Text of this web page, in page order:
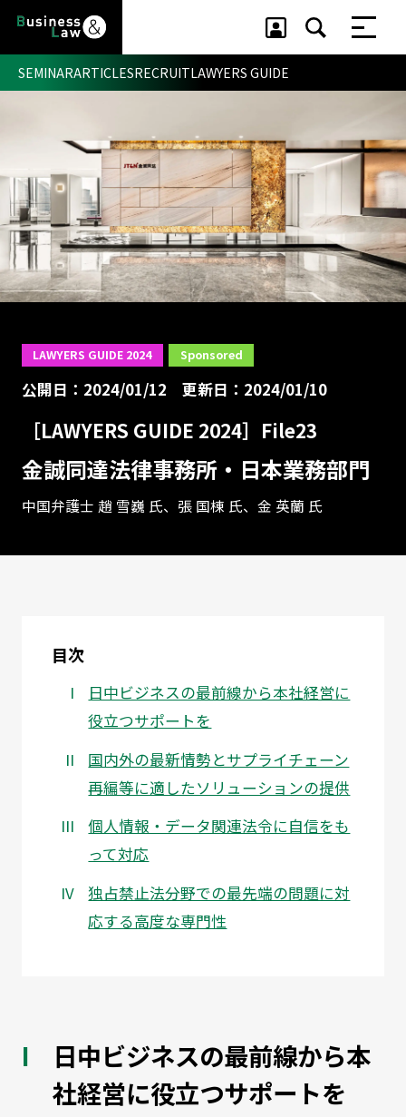
セミナー ・ 記事
セミナー
記事
リクルート
SEMINARARTICLESRECRUITLAWYERS GUIDE
LAWYERS GUIDE 2024 Sponsored
公開日：2024/01/12 更新日：2024/01/10
［LAWYERS GUIDE 2024］File23
金誠同達法律事務所・日本業務部門
中国弁護士 趙 雪巍 氏、張 国棟 氏、金 英蘭 氏
目次
日中ビジネスの最前線から本社経営に
役立つサポートを
国内外の最新情勢とサプライチェーン
再編等に適したソリューションの提供
個人情報・データ関連法令に自信をも
って対応
独占禁止法分野での最先端の問題に対
応する高度な専門性
日中ビジネスの最前線から本
社経営に役立つサポートを